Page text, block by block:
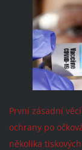
První zásadní
ochrany po
několika